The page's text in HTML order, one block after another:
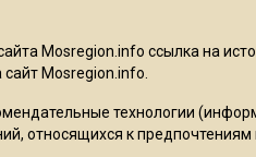
Mosregion.info ссылка на
Mosregion.info.
технологии
относящихся к